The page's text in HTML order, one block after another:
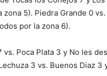
5). Piedra Grande 0
por la zona 6).
vs. Poca Plata 3 y No les
3 vs. Buenos Diaz 3